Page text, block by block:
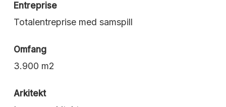
Entreprise
Totalentreprise med samspill
Omfang
3.900 m2
Arkitekt